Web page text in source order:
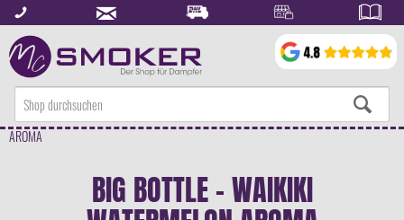
AROMA
BIG BOTTLE - WAIKIKI